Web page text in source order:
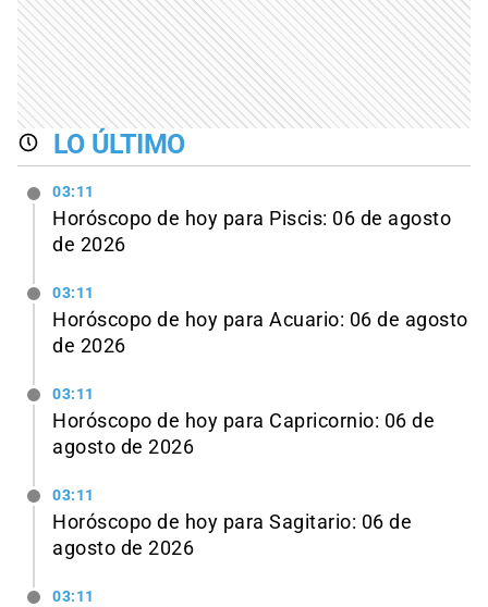
LO ÚLTIMO
03:11
Horóscopo de hoy para Piscis: 06 de agosto
de 2026
03:11
Horóscopo de hoy para Acuario: 06 de agosto
de 2026
03:11
Horóscopo de hoy para Capricornio: 06 de
agosto de 2026
03:11
Horóscopo de hoy para Sagitario: 06 de
agosto de 2026
03:11